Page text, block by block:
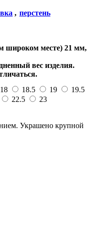
, перстень
широком месте) 21 мм,
вес изделия.
18 18.5 19
19.5
22.5
23
Украшено крупной